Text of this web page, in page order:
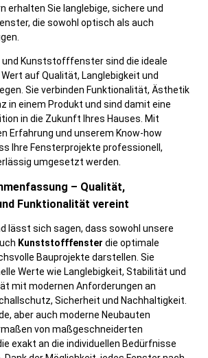
Sie langlebige, sichere und
die sowohl optisch als auch
und Kunststofffenster sind die ideale
auf Qualität, Langlebigkeit und
Sie verbinden Funktionalität, Ästhetik
in einem Produkt und sind damit eine
in die Zukunft Ihres Hauses. Mit
Erfahrung und unserem Know-how
Ihre Fensterprojekte professionell,
umgesetzt werden.
– Qualität,
Funktionalität vereint
lässt sich sagen, dass sowohl unsere
Kunststofffenster die optimale
Bauprojekte darstellen. Sie
Werte wie Langlebigkeit, Stabilität und
mit modernen Anforderungen an
Sicherheit und Nachhaltigkeit.
aber auch moderne Neubauten
von maßgeschneiderten
exakt an die individuellen Bedürfnisse